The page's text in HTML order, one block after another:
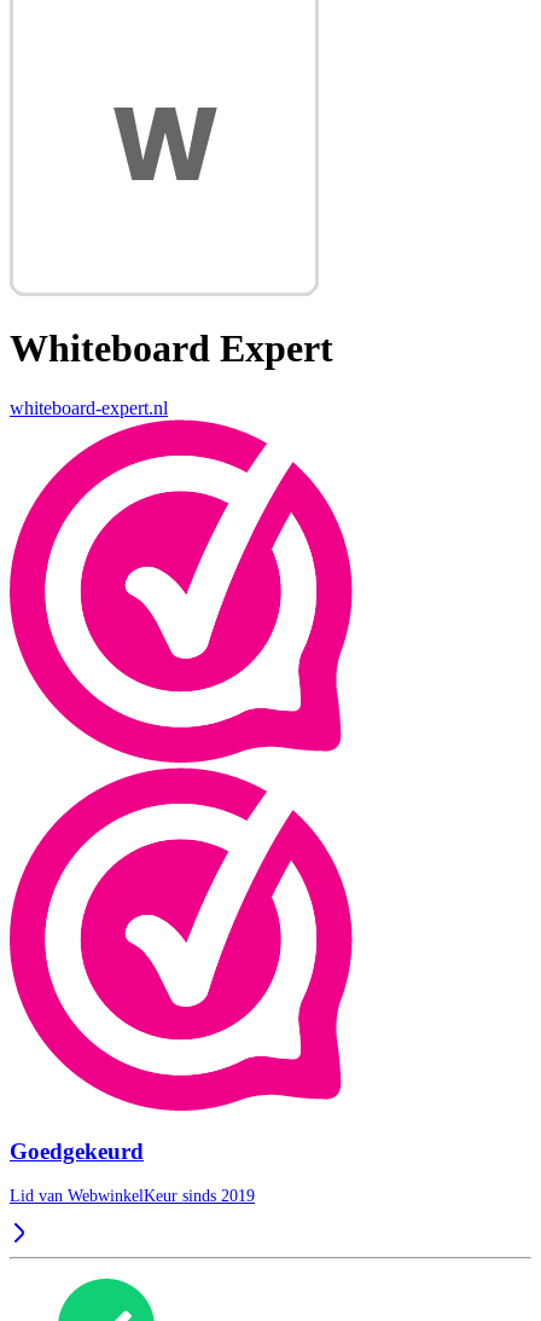
Whiteboard Expert
whiteboard-expert.nl
Goedgekeurd
Lid van WebwinkelKeur sinds 2019